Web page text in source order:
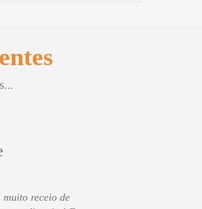
muito receio de